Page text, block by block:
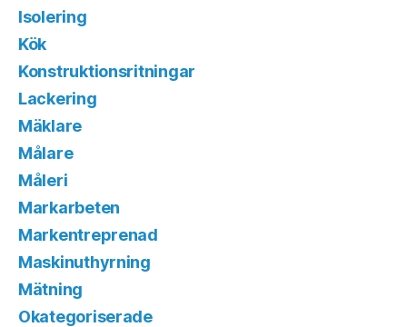
Isolering
Kök
Konstruktionsritningar
Lackering
Mäklare
Målare
Måleri
Markarbeten
Markentreprenad
Maskinuthyrning
Mätning
Okategoriserade